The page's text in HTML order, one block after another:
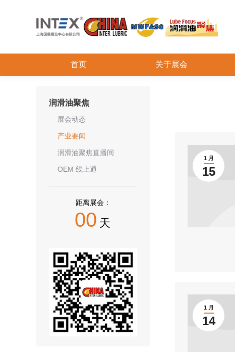
首页 关于展会
1 月
15
1 月
14
润滑油聚焦
展会动态
产业要闻
润滑油聚焦直播间
OEM 线上通
距离展会：
00 天